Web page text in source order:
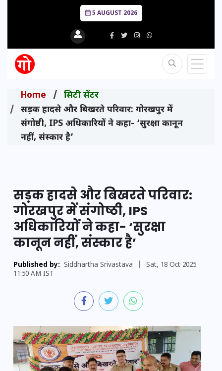
5 AUGUST 2026
Home
सिटी सेंटर
सड़क हादसे और बिखरते परिवार: गोरखपुर में
संगोष्ठी, IPS अधिकारियों ने कहा- ‘सुरक्षा कानून
नहीं, संस्कार है’
सड़क हादसे और बिखरते परिवार:
गोरखपुर में संगोष्ठी, IPS
अधिकारियों ने कहा- ‘सुरक्षा
कानून नहीं, संस्कार है’
Published by: Siddhartha Srivastava
Sat, 18 Oct 2025
11:50 AM IST